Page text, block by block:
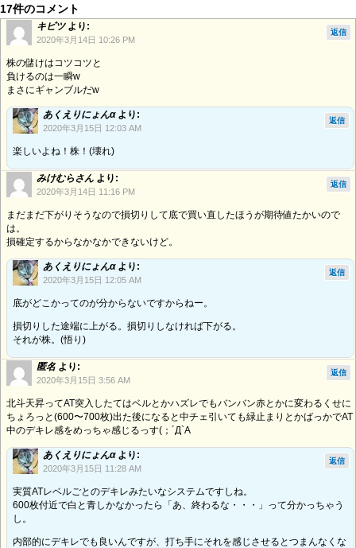
17件のコメント
キビツ より:
2020年3月14日 10:26 PM
株の儲けはコツコツと
負けるのは一瞬w
まさにギャンブルだw
返信
あくえりにょんα より:
2020年3月15日 12:03 AM
楽しいよね！株！(壊れ)
返信
みけむらさん より:
2020年3月14日 11:16 PM
まだまだ下がりそうなので損切りして底で買い直したほうが期待値たかいので
は。
損確定するからなかなかできないけど。
返信
あくえりにょんα より:
2020年3月15日 12:05 AM
底がどこかってのが分からないですからねー。
損切りした途端に上がる。損切りしなければ下がる。
それが株。(悟り)
返信
匿名 より:
2020年3月15日 3:56 AM
北斗天昇ってAT突入したてはベルとかハズレでもバンバン赤とかに変わるくせに
ちょろっと(600〜700枚)出た後になると中チェ引いても緑止まりとかばっかでAT
中のデキレ感をめっちゃ感じるっす(；´Д`A
返信
あくえりにょんα より:
2020年3月15日 11:28 AM
実質ATレベルごとのデキレみたいなシステムですしね。
600枚付近で白と青しかなかったら「あ、終わるな・・・」って分かっちゃう
し。
内部的にデキレでも良いんですが、打ち手にそれを感じさせるとつまんなくな
返信